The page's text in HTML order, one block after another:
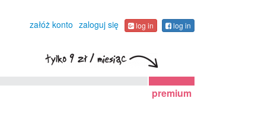
załóż konto zaloguj się log in log in
premium